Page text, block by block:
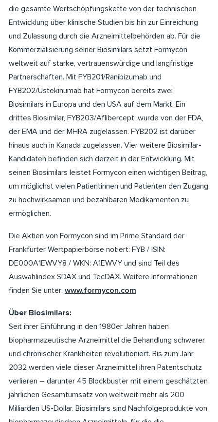
die gesamte Wertschöpfungskette von der technischen
Entwicklung über klinische Studien bis hin zur Einreichung
und Zulassung durch die Arzneimittelbehörden ab. Für die
Kommerzialisierung seiner Biosimilars setzt Formycon
weltweit auf starke, vertrauenswürdige und langfristige
Partnerschaften. Mit FYB201/Ranibizumab und
FYB202/Ustekinumab hat Formycon bereits zwei
Biosimilars in Europa und den USA auf dem Markt. Ein
drittes Biosimilar, FYB203/Aflibercept, wurde von der FDA,
der EMA und der MHRA zugelassen. FYB202 ist darüber
hinaus auch in Kanada zugelassen. Vier weitere Biosimilar-
Kandidaten befinden sich derzeit in der Entwicklung. Mit
seinen Biosimilars leistet Formycon einen wichtigen Beitrag,
um möglichst vielen Patientinnen und Patienten den Zugang
zu hochwirksamen und bezahlbaren Medikamenten zu
ermöglichen.
Die Aktien von Formycon sind im Prime Standard der
Frankfurter Wertpapierbörse notiert: FYB / ISIN:
DE000A1EWVY8 / WKN: A1EWVY und sind Teil des
Auswahlindex SDAX und TecDAX. Weitere Informationen
finden Sie unter: www.formycon.com
Über Biosimilars:
Seit ihrer Einführung in den 1980er Jahren haben
biopharmazeutische Arzneimittel die Behandlung schwerer
und chronischer Krankheiten revolutioniert. Bis zum Jahr
2032 werden viele dieser Arzneimittel ihren Patentschutz
verlieren – darunter 45 Blockbuster mit einem geschätzten
jährlichen Gesamtumsatz von weltweit mehr als 200
Milliarden US-Dollar. Biosimilars sind Nachfolgeprodukte von